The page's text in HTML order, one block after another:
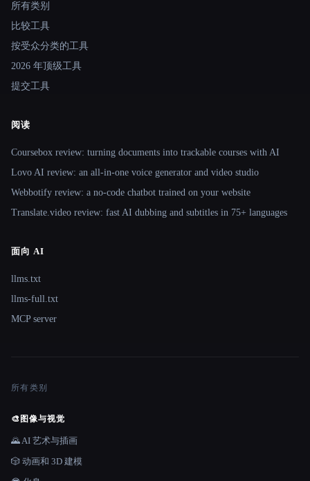
所有类别
比较工具
按受众分类的工具
2026 年顶级工具
提交工具
阅读
Coursebox review: turning documents into trackable courses with AI
Lovo AI review: an all-in-one voice generator and video studio
Webbotify review: a no-code chatbot trained on your website
Translate.video review: fast AI dubbing and subtitles in 75+ languages
面向 AI
llms.txt
llms-full.txt
MCP server
所有类别
🎨 图像与视觉
🌄 AI 艺术与插画
🎲 动画和 3D 建模